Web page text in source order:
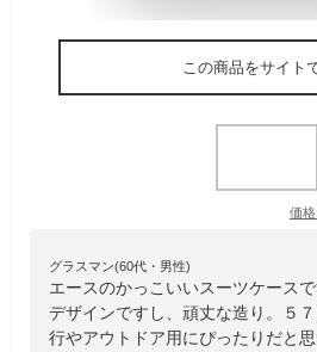
この商品をサイト
価
グラスマン(60代・男性)
エースのかっこいいスーツケース
デザインですし、頑丈な造り。５
行やアウトドア用にぴったりだと思